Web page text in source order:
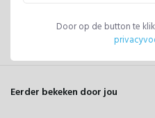
Door op de button te
Schrijf je eigen review
Eerder bekeken door jou